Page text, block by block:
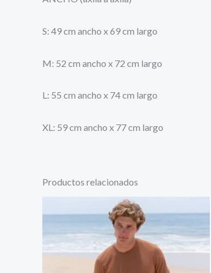
S: 49 cm ancho x 69 cm largo
M: 52 cm ancho x 72 cm largo
L: 55 cm ancho x 74 cm largo
XL: 59 cm ancho x 77 cm largo
Productos relacionados